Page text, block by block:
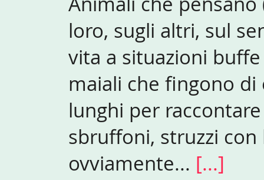
loro, sugli altri, sul
vita a situazioni
maiali che fingono
lunghi per
sbruffoni, struzzi
ovviamente... [...]